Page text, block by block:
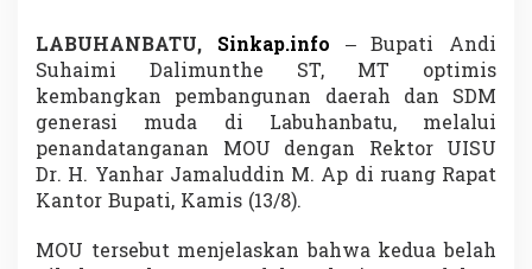
a
m
a
R
e
k
t
o
U
LABUHANBATU, Sinkap.info – Bupati Andi
Suhaimi Dalimunthe ST, MT optimis
kembangkan pembangunan daerah dan SDM
generasi muda di Labuhanbatu, melalui
penandatanganan MOU dengan Rektor UISU
Dr. H. Yanhar Jamaluddin M. Ap di ruang Rapat
Kantor Bupati, Kamis (13/8).
MOU tersebut menjelaskan bahwa kedua belah